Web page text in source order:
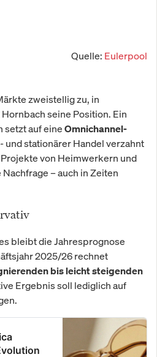
Quelle: Eulerpool
zweistellig zu, in
seine Position. Ein
setzt auf eine Omnichannel-
und stationärer Handel verzahnt
von Heimwerkern und
– auch in Zeiten
bleibt die Jahresprognose
2025/26 rechnet
bis leicht steigenden
Ergebnis soll lediglich auf